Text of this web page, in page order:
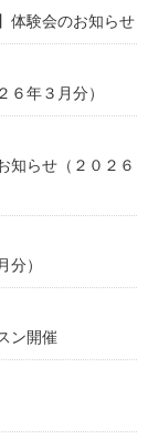
体験会のお知らせ
６年３月分）
知らせ（２０２６
）
ン開催